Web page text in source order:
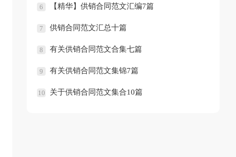
6 【精华】供销合同范文汇编7篇
7 供销合同范文汇总十篇
8 有关供销合同范文合集七篇
9 有关供销合同范文集锦7篇
10 关于供销合同范文集合10篇